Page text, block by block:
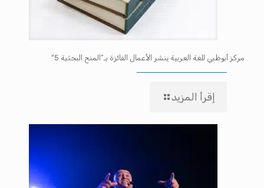
مركز أبوظبي للغة العربية ينشر الأعمال الفائزة بـ”المنح البحثية 5″
إقرأ المزيد